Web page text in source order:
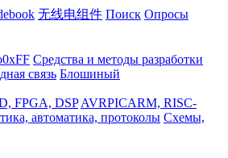
无线电组件 Поиск Опросы
0xFF Средства и методы разработки
связь Блошиный
FPGA, DSP AVRPICARM, RISC-
автоматика, протоколы Схемы,